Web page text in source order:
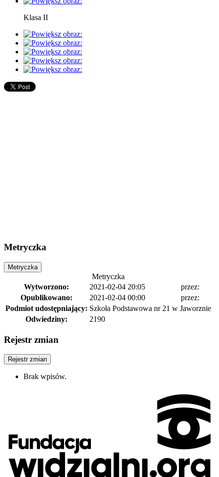
Klasa II
Metryczka
Metryczka
Metryczka
Wytworzono:
2021-02-04 20:05
przez:
Opublikowano:
2021-02-04 00:00
przez:
Podmiot udostępniający: Szkoła Podstawowa nr 21 w Jaworznie
Odwiedziny:
2190
Rejestr zmian
Rejestr zmian
Brak wpisów.